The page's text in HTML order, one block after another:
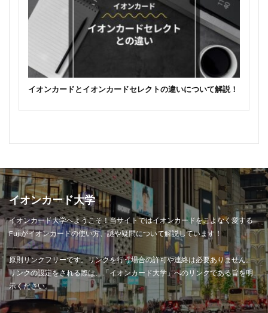
イオンカードとイオンカードセレクトの違いについて解説！
イオンカード大学
イオンカード大学へようこそ！当サイトではイオンカードをこよなく愛する
Fujiがイオンカードの使い方、謎や疑問について解説しています！
原則リンクフリーです。リンクを行う場合の許可や連絡は必要ありません。
リンクの設定をされる際は、「イオンカード大学」へのリンクである旨を明
示ください。